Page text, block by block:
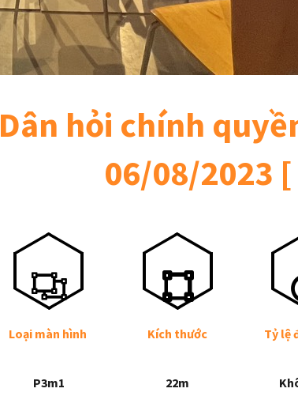
Dân hỏi chính
06/08/2023 [
Loại màn hình
P3m1
Kích thước
22m
Tỷ lệ